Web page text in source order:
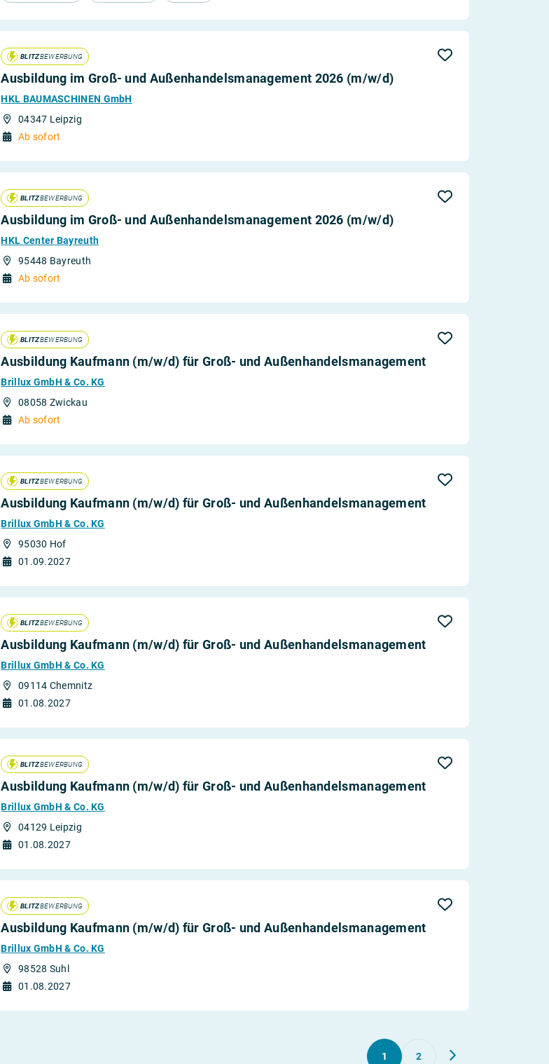
BLITZBEWERBUNG
Ausbildung im Groß- und Außenhandelsmanagement 2026 (m/w/d)
HKL BAUMASCHINEN GmbH
04347 Leipzig
Ab sofort
BLITZBEWERBUNG
Ausbildung im Groß- und Außenhandelsmanagement 2026 (m/w/d)
HKL Center Bayreuth
95448 Bayreuth
Ab sofort
BLITZBEWERBUNG
Ausbildung Kaufmann (m/w/d) für Groß- und Außenhandelsmanagement
Brillux GmbH & Co. KG
08058 Zwickau
Ab sofort
BLITZBEWERBUNG
Ausbildung Kaufmann (m/w/d) für Groß- und Außenhandelsmanagement
Brillux GmbH & Co. KG
95030 Hof
01.09.2027
BLITZBEWERBUNG
Ausbildung Kaufmann (m/w/d) für Groß- und Außenhandelsmanagement
Brillux GmbH & Co. KG
09114 Chemnitz
01.08.2027
BLITZBEWERBUNG
Ausbildung Kaufmann (m/w/d) für Groß- und Außenhandelsmanagement
Brillux GmbH & Co. KG
04129 Leipzig
01.08.2027
BLITZBEWERBUNG
Ausbildung Kaufmann (m/w/d) für Groß- und Außenhandelsmanagement
Brillux GmbH & Co. KG
98528 Suhl
01.08.2027
1 2